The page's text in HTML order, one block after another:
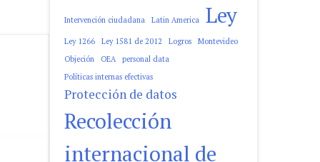
Intervención ciudadana Latin America Ley
Ley 1266 Ley 1581 de 2012 Logros
Montevideo
Objeción
OEA
personal data
Políticas internas efectivas
Protección de datos
Recolección
internacional de